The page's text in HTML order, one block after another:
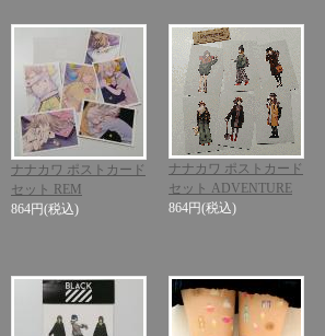
ナナカワ ポストカード
セット REM
864円(税込)
ナナカワ ポストカード
セット ADVENTURE
864円(税込)